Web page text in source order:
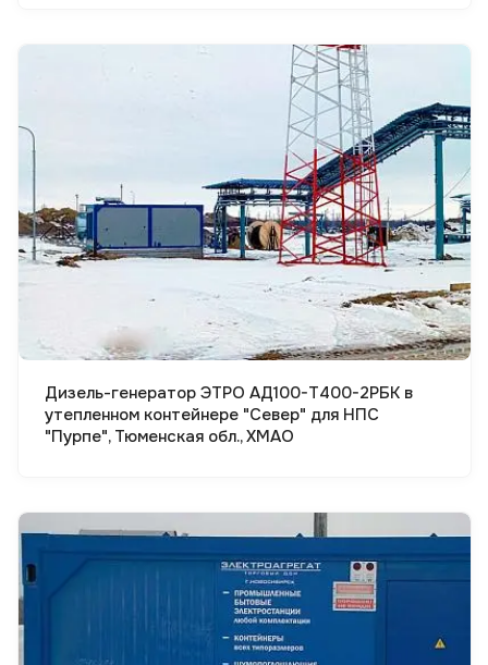
Смотреть проект
Дизель-генератор ЭТРО АД100-Т400-2РБК в
утепленном контейнере "Север" для НПС
"Пурпе", Тюменская обл., ХМАО